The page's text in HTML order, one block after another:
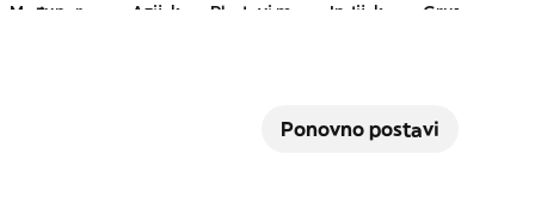
Azijska Indijska Gruzijska
Ponovno postavi